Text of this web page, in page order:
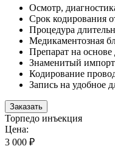
Осмотр,
Срок кодирования
Процедура
Медикаментозная
Препарат на основе
Знаменитый
Кодирование
Запись на удобное
Заказать
Торпедо инъекция
Цена:
3 000 ₽